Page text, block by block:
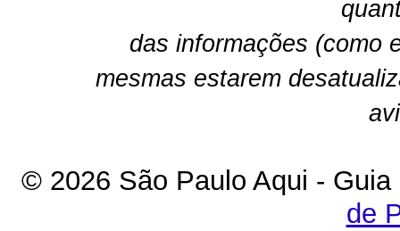
das informações (como
mesmas estarem
© 2026 São Paulo Aqui -
de